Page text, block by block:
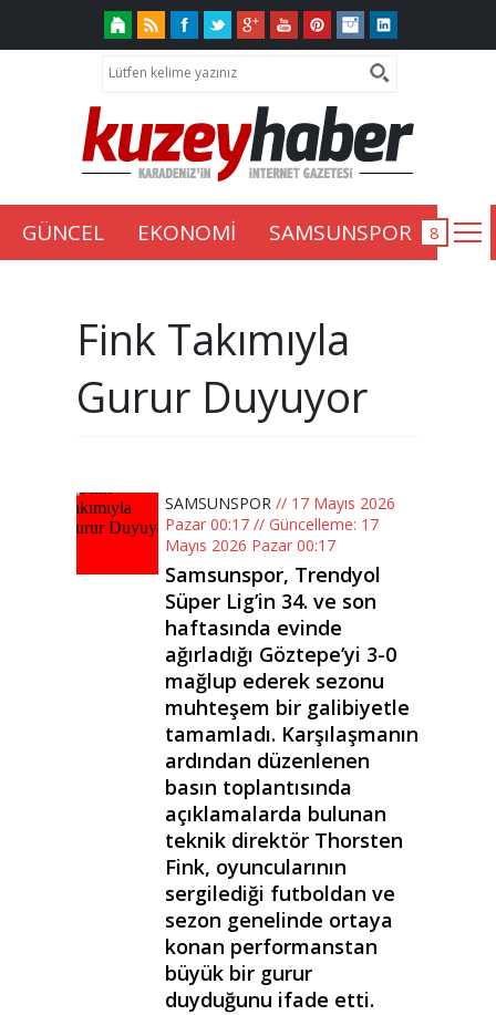
GÜNCEL EKONOMİ SAMSUNSPOR
Fink Takımıyla
Gurur Duyuyor
SAMSUNSPOR // 17 Mayıs 2026
Pazar 00:17 // Güncelleme: 17
Mayıs 2026 Pazar 00:17
Samsunspor, Trendyol
Süper Lig’in 34. ve son
haftasında evinde
ağırladığı Göztepe’yi 3-0
mağlup ederek sezonu
muhteşem bir galibiyetle
tamamladı. Karşılaşmanın
ardından düzenlenen
basın toplantısında
açıklamalarda bulunan
teknik direktör Thorsten
Fink, oyuncularının
sergilediği futboldan ve
sezon genelinde ortaya
konan performanstan
büyük bir gurur
duyduğunu ifade etti.